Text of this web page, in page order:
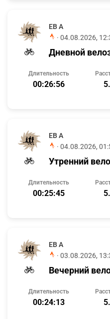
ЕВ А
· 04.08.2026,
Дневной
Длительность
00:26:56
ЕВ А
· 04.08.2026,
Утренний
Длительность
00:25:45
ЕВ А
· 03.08.2026,
Вечерний
Длительность
00:24:13